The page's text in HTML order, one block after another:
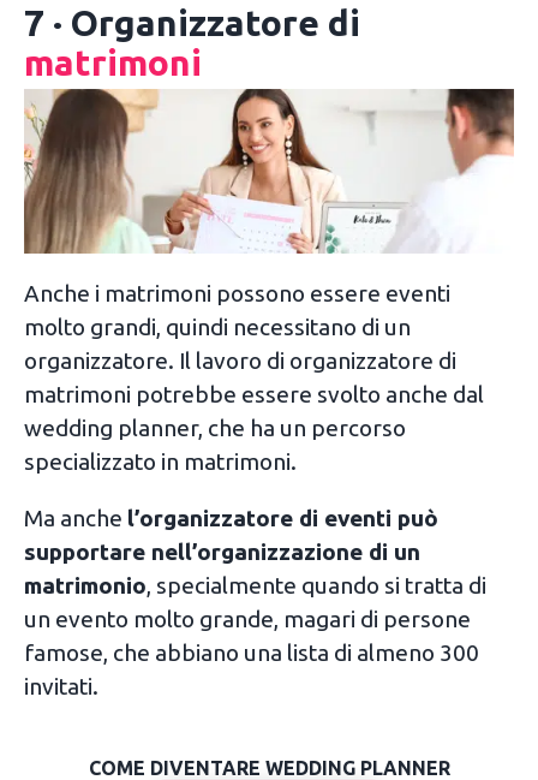
7 · Organizzatore di
matrimoni
Anche i matrimoni possono essere eventi
molto grandi, quindi necessitano di un
organizzatore. Il lavoro di organizzatore di
matrimoni potrebbe essere svolto anche dal
wedding planner, che ha un percorso
specializzato in matrimoni.
Ma anche l’organizzatore di eventi può
supportare nell’organizzazione di un
matrimonio, specialmente quando si tratta di
un evento molto grande, magari di persone
famose, che abbiano una lista di almeno 300
invitati.
COME DIVENTARE WEDDING PLANNER